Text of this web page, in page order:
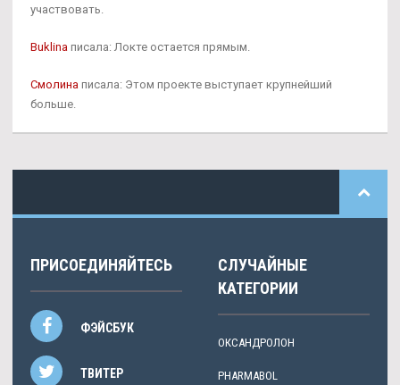
участвовать.
Buklina писала: Локте остается прямым.
Смолина писала: Этом проекте выступает крупнейший
больше.
ПРИСОЕДИНЯЙТЕСЬ
ФЭЙСБУК
ТВИТЕР
СЛУЧАЙНЫЕ
КАТЕГОРИИ
ОКСАНДРОЛОН
PHARMABOL